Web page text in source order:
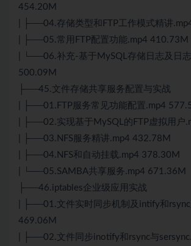
454.20M
| ├──04.存储类型和FTP工作模式精讲
| ├──05.常用FTP配置功能.mp4 410.73M
| └──06.补充-基于MySQL存储日志及日
500.09M
├──45.文件存储共享服务配置与实战
| ├──01.FTP服务常见功能配置.mp4
| ├──02.实现基于MySQL的FTP虚拟用户
| ├──03.NFS服务精讲.mp4 432.78M
| ├──04.NFS和自动挂载.mp4 378.30M
| └──05.SAMBA共享服务.mp4 671.36M
├──46.iptables企业级应用实战
| ├──01.文件实时同步机制及intify和
469.06M
| ├──02.文件同步inotify和rsync与